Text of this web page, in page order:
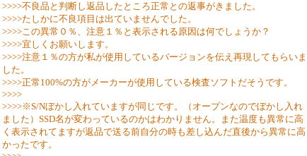
>>>>不良品と判断し返品したところ正常との返事がきました。
>>>>たしかに不良項目は出ていませんでした。
>>>>この異常０％、注意１％と表示される原因は何でしょうか？
>>>>宜しくお願いします。
>>>>注意１％の方が私が使用しているバージョンを伝え再現してもらいま
した。
>>>>正常100%の方がメーカーが使用している検査ソフトだそうです。
>>>>
>>>>※S/Nぼかし入れていますが同じです。（オープンなのでぼかし入れ
ました）SSD名が変わっているのかはわかりません。また温度も異常に高
く表示されてますが返品で送る前自分の時も差し込んだ直後から異常に高
かったです。